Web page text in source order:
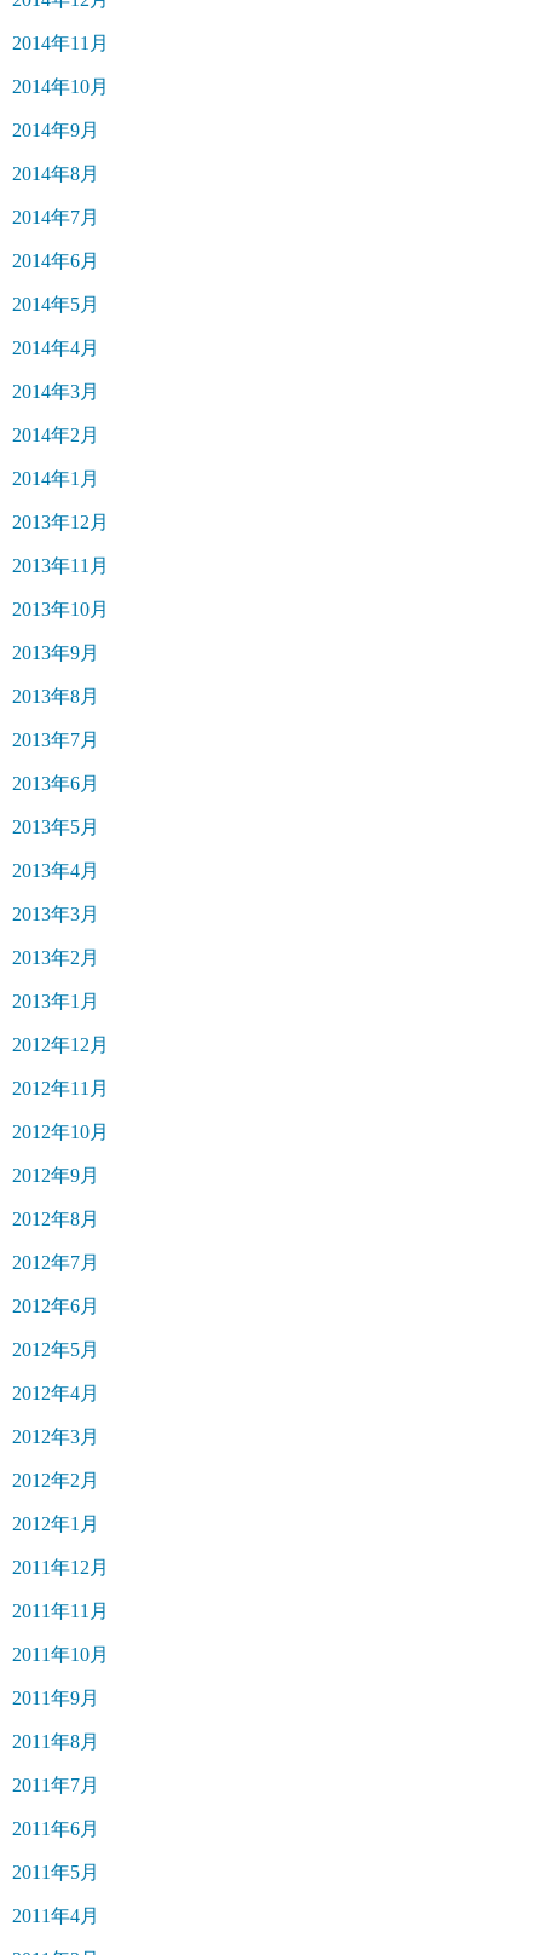
2014年11月
2014年10月
2014年9月
2014年8月
2014年7月
2014年6月
2014年5月
2014年4月
2014年3月
2014年2月
2014年1月
2013年12月
2013年11月
2013年10月
2013年9月
2013年8月
2013年7月
2013年6月
2013年5月
2013年4月
2013年3月
2013年2月
2013年1月
2012年12月
2012年11月
2012年10月
2012年9月
2012年8月
2012年7月
2012年6月
2012年5月
2012年4月
2012年3月
2012年2月
2012年1月
2011年12月
2011年11月
2011年10月
2011年9月
2011年8月
2011年7月
2011年6月
2011年5月
2011年4月